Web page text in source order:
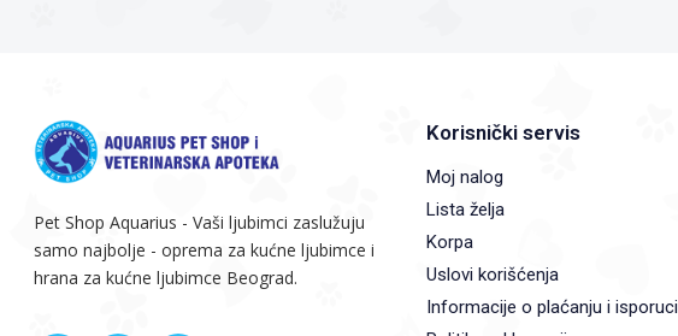
Pet Shop Aquarius - Vaši ljubimci zaslužuju
samo najbolje - oprema za kućne ljubimce i
hrana za kućne ljubimce Beograd.
Korisnički servis
Moj nalog
Lista želja
Korpa
Uslovi korišćenja
Informacije o plaćanju i isporuci